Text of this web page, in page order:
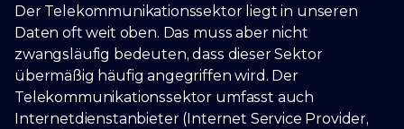
Der Telekommunikationssektor liegt in unseren
Daten oft weit oben. Das muss aber nicht
zwangsläufig bedeuten, dass dieser Sektor
übermäßig häufig angegriffen wird. Der
Telekommunikationssektor umfasst auch
Internetdienstanbieter (Internet Service Provider,